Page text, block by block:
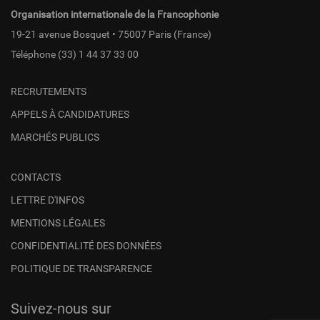
Organisation internationale de la Francophonie
19-21 avenue Bosquet • 75007 Paris (France)
Téléphone (33) 1 44 37 33 00
RECRUTEMENTS
APPELS À CANDIDATURES
MARCHÉS PUBLICS
CONTACTS
LETTRE D'INFOS
MENTIONS LÉGALES
CONFIDENTIALITÉ DES DONNÉES
POLITIQUE DE TRANSPARENCE
Suivez-nous sur